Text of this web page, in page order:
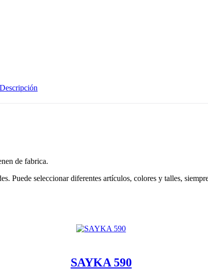
Descripción
de fabrica.
seleccionar diferentes artículos, colores y talles,
SAYKA 590